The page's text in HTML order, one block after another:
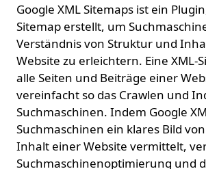
Google XML Sitemaps ist ein
Sitemap erstellt, um
Verständnis von Struktur und
Website zu erleichtern. Eine XML-
alle Seiten und Beiträge einer
vereinfacht so das Crawlen und
Suchmaschinen. Indem Google
Suchmaschinen ein klares Bild
Inhalt einer Website vermittelt,
Suchmaschinenoptimierung und